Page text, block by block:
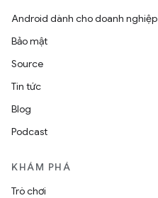
Android dành cho doanh nghiệp
Bảo mật
Source
Tin tức
Blog
Podcast
KHÁM PHÁ
Trò chơi